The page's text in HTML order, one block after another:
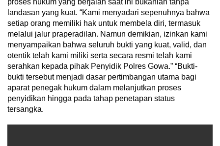
proses hukum yang berjalan saat ini bukanlah tanpa
landasan yang kuat. “Kami menyadari sepenuhnya bahwa
setiap orang memiliki hak untuk membela diri, termasuk
melalui jalur praperadilan. Namun demikian, izinkan kami
menyampaikan bahwa seluruh bukti yang kuat, valid, dan
otentik telah kami miliki serta secara resmi telah kami
serahkan kepada pihak Penyidik Polres Gowa.” “Bukti-
bukti tersebut menjadi dasar pertimbangan utama bagi
aparat penegak hukum dalam melanjutkan proses
penyidikan hingga pada tahap penetapan status
tersangka.